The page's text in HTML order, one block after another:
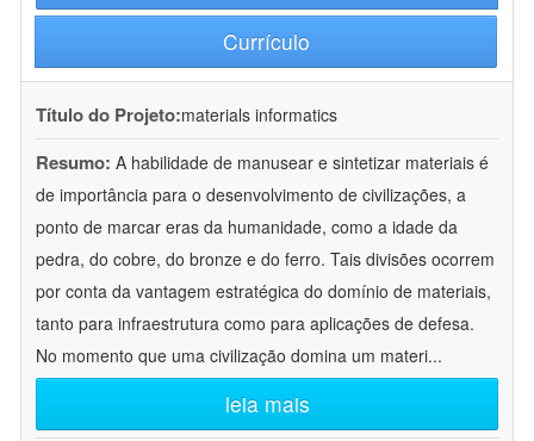
Currículo
Título do Projeto:materials informatics
Resumo: A habilidade de manusear e sintetizar materiais é
de importância para o desenvolvimento de civilizações, a
ponto de marcar eras da humanidade, como a idade da
pedra, do cobre, do bronze e do ferro. Tais divisões ocorrem
por conta da vantagem estratégica do domínio de materiais,
tanto para infraestrutura como para aplicações de defesa.
No momento que uma civilização domina um materi...
leia mais